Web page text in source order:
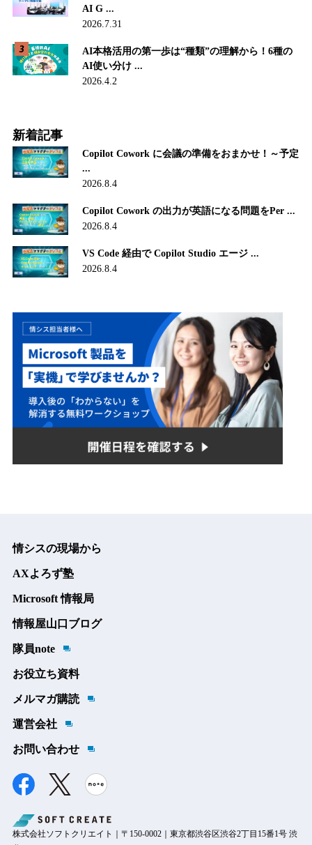
AI G ...
2026.7.31
AI本格活用の第一歩は“種類”の理解から！6種の
AI使い分け ...
2026.4.2
新着記事
Copilot Cowork に会議の準備をおまかせ！～予定
...
2026.8.4
Copilot Cowork の出力が英語になる問題をPer ...
2026.8.4
VS Code 経由で Copilot Studio エージ ...
2026.8.4
情シスの現場から
AXよろず塾
Microsoft 情報局
情報屋山口ブログ
隊員note
お役立ち資料
メルマガ購読
運営会社
お問い合わせ
株式会社ソフトクリエイト｜〒150-0002｜東京都渋谷区渋谷2丁目15番1号 渋